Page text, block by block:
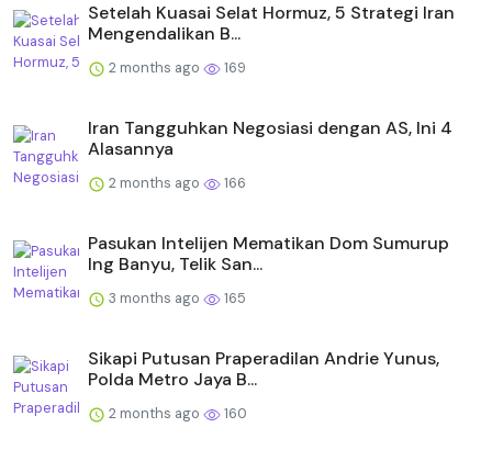
Setelah Kuasai Selat Hormuz, 5 Strategi Iran
Mengendalikan B...
2 months ago 169
Iran Tangguhkan Negosiasi dengan AS, Ini 4
Alasannya
2 months ago 166
Pasukan Intelijen Mematikan Dom Sumurup
Ing Banyu, Telik San...
3 months ago 165
Sikapi Putusan Praperadilan Andrie Yunus,
Polda Metro Jaya B...
2 months ago 160